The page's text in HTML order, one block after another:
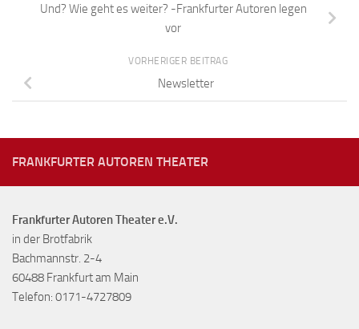
Und? Wie geht es weiter? -Frankfurter Autoren legen
vor
VORHERIGER BEITRAG
Newsletter
FRANKFURTER AUTOREN THEATER
Frankfurter Autoren Theater e.V.
in der Brotfabrik
Bachmannstr. 2-4
60488 Frankfurt am Main
Telefon: 0171-4727809